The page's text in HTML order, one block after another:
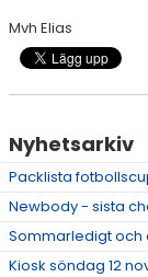
Mvh Elias
Nyhetsarkiv
Packlista
Newbody - sista
Sommarledigt och
Kiosk söndag 12